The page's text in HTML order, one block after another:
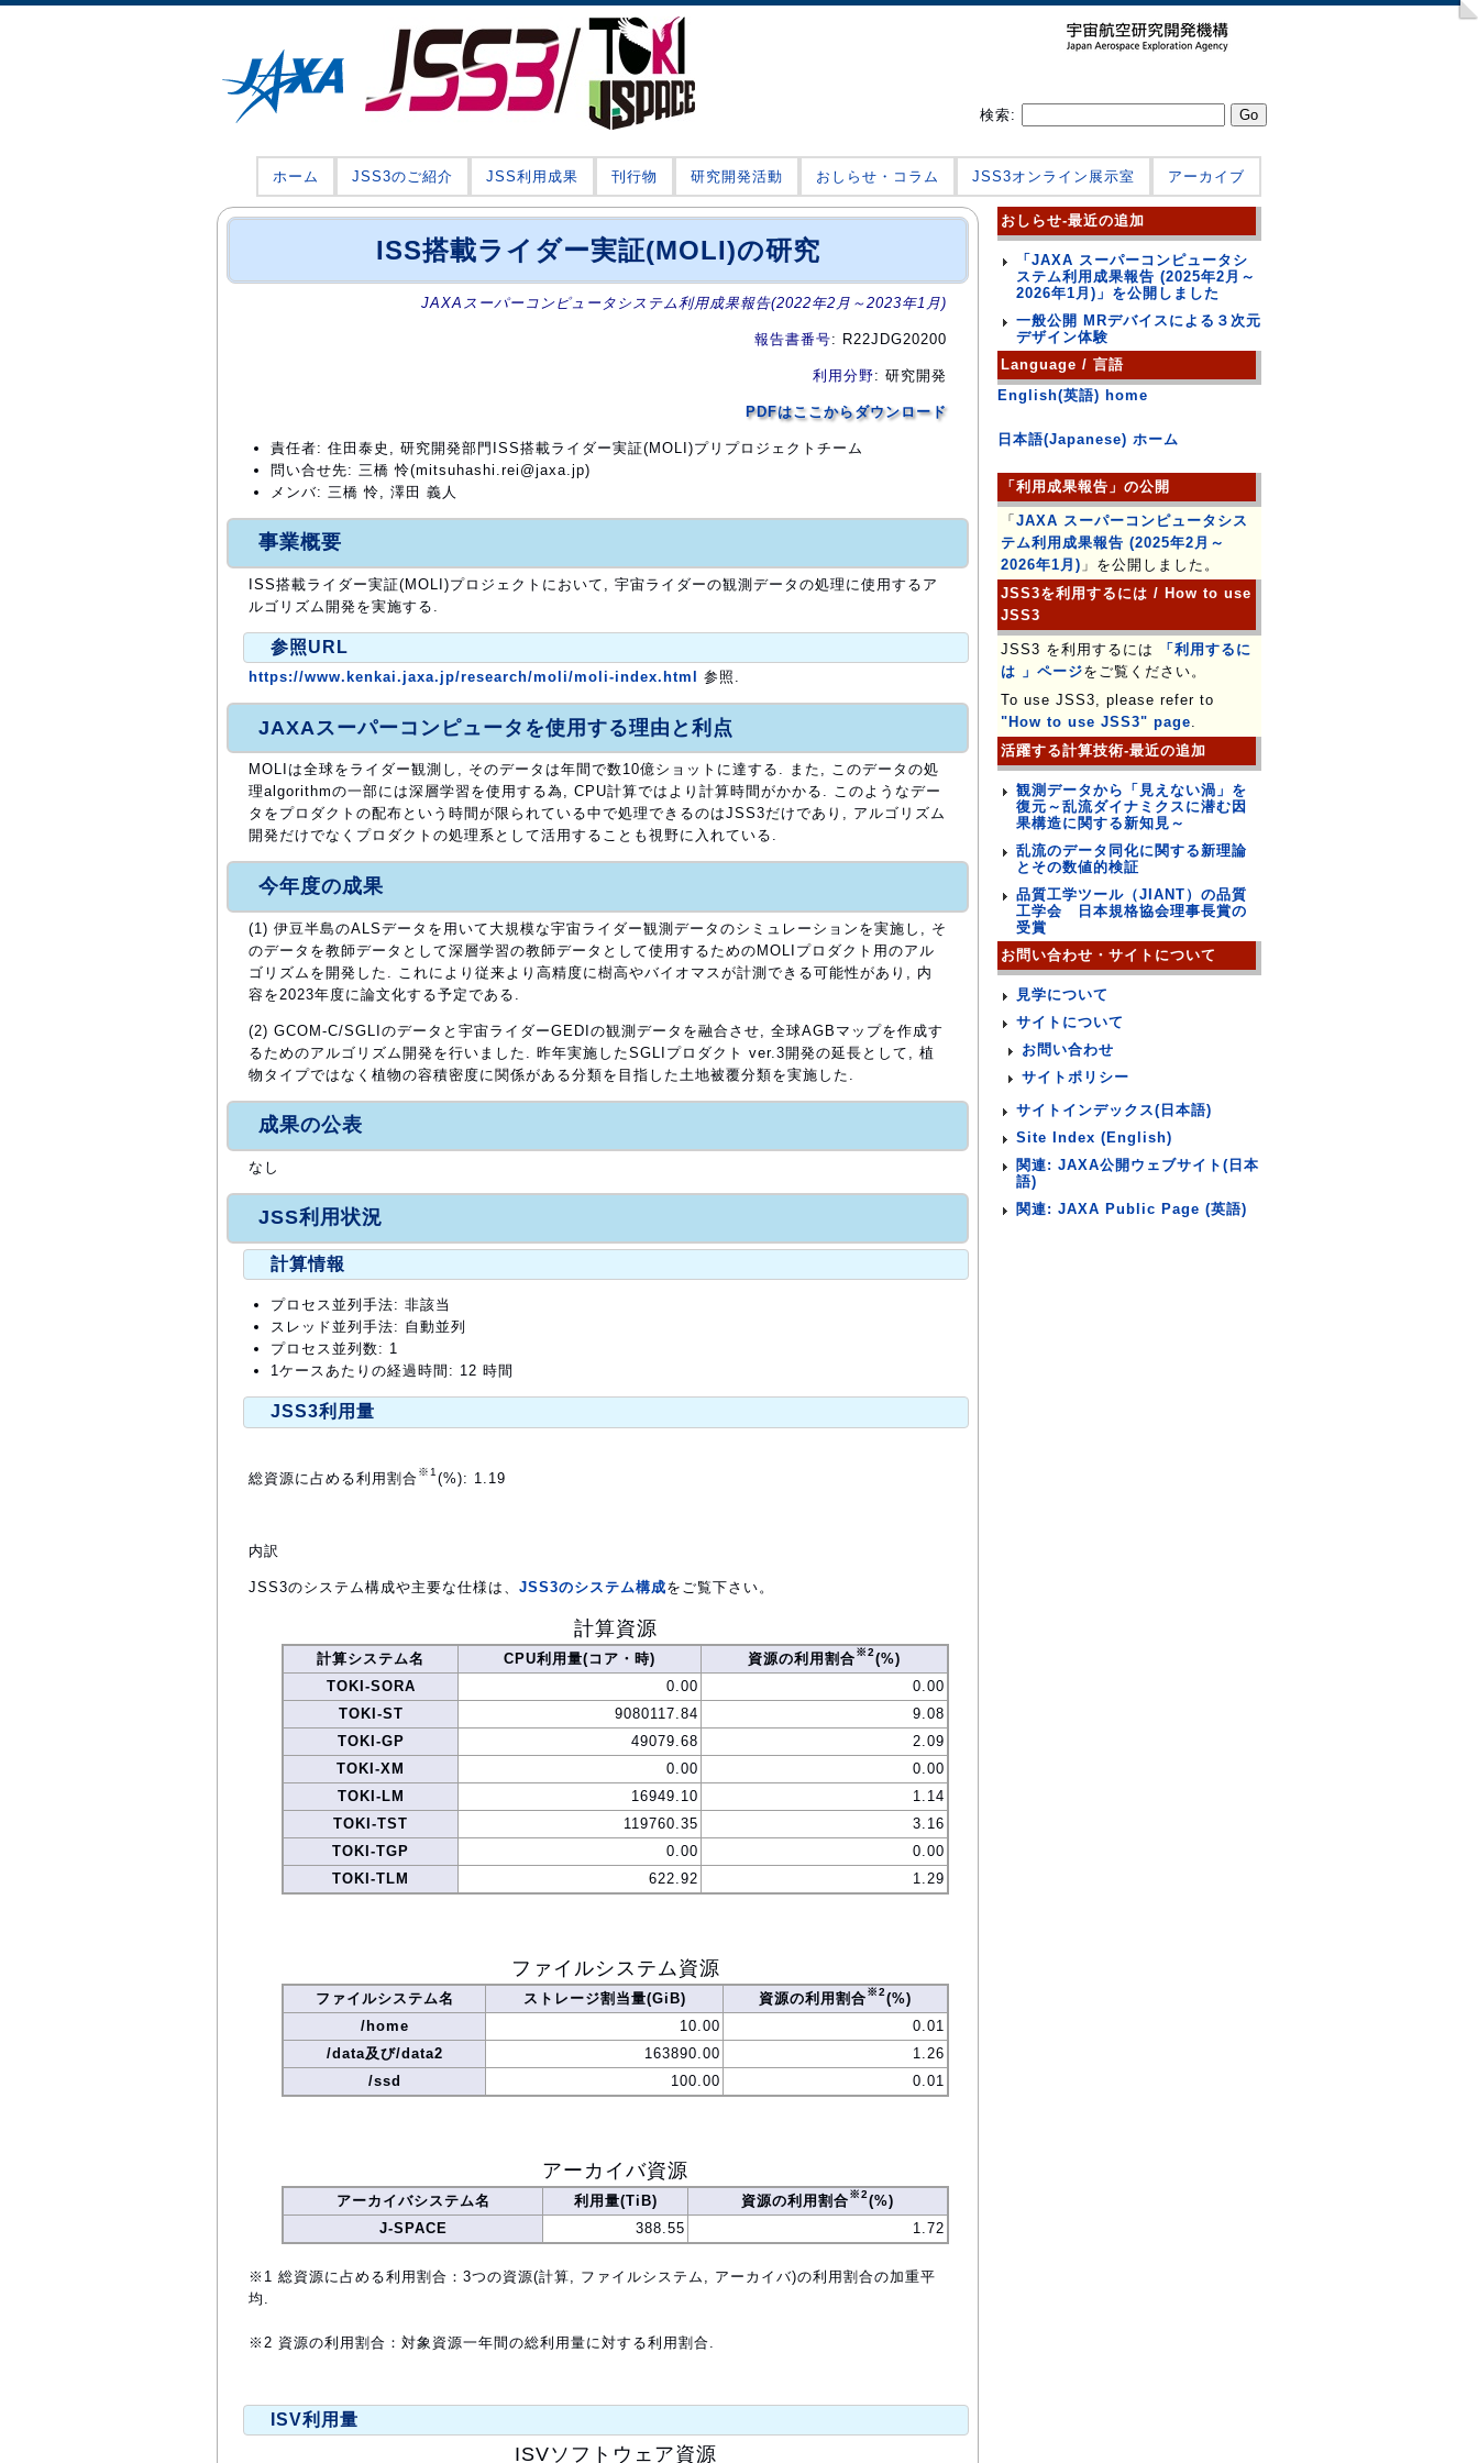
検索:
ホーム JSS3のご紹介 JSS利用成果 刊行物 研究開発活動 おしらせ・コラム JSS3オンライン展示室 アーカイブ
ISS搭載ライダー実証(MOLI)の研究
JAXAスーパーコンピュータシステム利用成果報告(2022年2月～2023年1月)
報告書番号: R22JDG20200
利用分野: 研究開発
PDFはここからダウンロード
責任者: 住田泰史, 研究開発部門ISS搭載ライダー実証(MOLI)プリプロジェクトチーム
問い合せ先: 三橋 怜(mitsuhashi.rei@jaxa.jp)
メンバ: 三橋 怜, 澤田 義人
事業概要
ISS搭載ライダー実証(MOLI)プロジェクトにおいて, 宇宙ライダーの観測データの処理に使用するア
ルゴリズム開発を実施する.
参照URL
https://www.kenkai.jaxa.jp/research/moli/moli-index.html 参照.
JAXAスーパーコンピュータを使用する理由と利点
MOLIは全球をライダー観測し, そのデータは年間で数10億ショットに達する. また, このデータの処
理algorithmの一部には深層学習を使用する為, CPU計算ではより計算時間がかかる. このようなデー
タをプロダクトの配布という時間が限られている中で処理できるのはJSS3だけであり, アルゴリズム
開発だけでなくプロダクトの処理系として活用することも視野に入れている.
今年度の成果
(1) 伊豆半島のALSデータを用いて大規模な宇宙ライダー観測データのシミュレーションを実施し, そ
のデータを教師データとして深層学習の教師データとして使用するためのMOLIプロダクト用のアル
ゴリズムを開発した. これにより従来より高精度に樹高やバイオマスが計測できる可能性があり, 内
容を2023年度に論文化する予定である.
(2) GCOM-C/SGLIのデータと宇宙ライダーGEDIの観測データを融合させ, 全球AGBマップを作成す
るためのアルゴリズム開発を行いました. 昨年実施したSGLIプロダクト ver.3開発の延長として, 植
物タイプではなく植物の容積密度に関係がある分類を目指した土地被覆分類を実施した.
成果の公表
なし
JSS利用状況
計算情報
プロセス並列手法: 非該当
スレッド並列手法: 自動並列
プロセス並列数: 1
1ケースあたりの経過時間: 12 時間
JSS3利用量
総資源に占める利用割合※1 (%): 1.19
内訳
JSS3のシステム構成や主要な仕様は、 JSS3のシステム構成をご覧下さい。
計算資源
計算システム名 CPU利用量(コア・時) 資源の利用割合※2(%)
TOKI-SORA
0.00
0.00
TOKI-ST
9080117.84
9.08
TOKI-GP
49079.68
2.09
TOKI-XM
0.00
0.00
TOKI-LM
16949.10
1.14
TOKI-TST
119760.35
3.16
TOKI-TGP
0.00
0.00
TOKI-TLM
622.92 1.29
ファイルシステム資源
ファイルシステム名 ストレージ割当量(GiB) 資源の利用割合※2(%)
/home
10.00
0.01
/data及び/data2
163890.00
1.26
/ssd
100.00 0.01
アーカイバ資源
アーカイバシステム名 利用量(TiB) 資源の利用割合※2(%)
J-SPACE
388.55 1.72
※1 総資源に占める利用割合：3つの資源(計算, ファイルシステム, アーカイバ)の利用割合の加重平
均.
※2 資源の利用割合：対象資源一年間の総利用量に対する利用割合.
ISV利用量
ISVソフトウェア資源
おしらせ-最近の追加
「JAXA スーパーコンピュータシ
ステム利用成果報告 (2025年2月～
2026年1月)」を公開しました
一般公開 MRデバイスによる３次元
デザイン体験
Language / 言語
English(英語) home
日本語(Japanese) ホーム
「利用成果報告」の公開
「 JAXA スーパーコンピュータシス
テム利用成果報告 (2025年2月～
2026年1月) 」を公開しました。
JSS3を利用するには / How to use
JSS3
JSS3 を利用するには
「利用するに
は 」ページをご覧ください。
To use JSS3, please refer to
"How to use JSS3" page.
活躍する計算技術-最近の追加
観測データから「見えない渦」を
復元～乱流ダイナミクスに潜む因
果構造に関する新知見～
乱流のデータ同化に関する新理論
とその数値的検証
品質工学ツール（JIANT）の品質
工学会 日本規格協会理事長賞の
受賞
お問い合わせ・サイトについて
見学について
サイトについて
お問い合わせ
サイトポリシー
サイトインデックス(日本語)
Site Index (English)
関連: JAXA公開ウェブサイト(日本
語)
関連: JAXA Public Page (英語)